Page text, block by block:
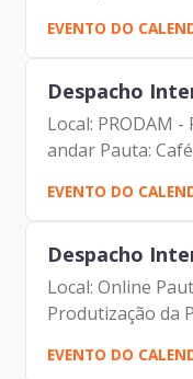
Municipal da
Forbes (Diretor-
EVENTO DO
Despacho
Local: PRODAM
andar Pauta:
Participantes: -
Prodam-SP -
EVENTO DO
Despacho
Local: Online
Produtização da
Francisco
André Tomiatto -
EVENTO DO